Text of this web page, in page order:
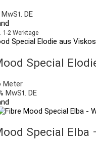
DE
1-2 Werktage
Special
Meter
MwSt. DE
Special Elba